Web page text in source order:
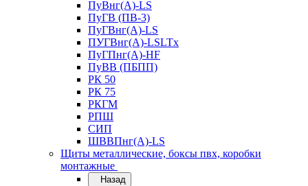
ПуВнг(А)-LS
ПуГВ (ПВ-3)
ПуГВнг(А)-LS
ПУГВнг(А)-LSLTx
ПуГПнг(А)-HF
ПуВВ (ПБПП)
РК 50
РК 75
РКГМ
РПШ
СИП
ШВВПнг(А)-LS
Щиты металлические, боксы пвх, коробки
монтажные
Назад